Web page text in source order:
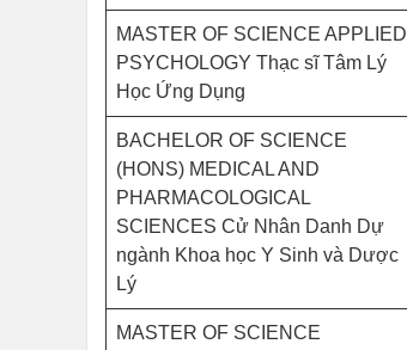
MASTER OF SCIENCE APPLIED
PSYCHOLOGY Thạc sĩ Tâm Lý
Học Ứng Dụng
BACHELOR OF SCIENCE
(HONS) MEDICAL AND
PHARMACOLOGICAL
SCIENCES Cử Nhân Danh Dự
ngành Khoa học Y Sinh và Dược
Lý
MASTER OF SCIENCE